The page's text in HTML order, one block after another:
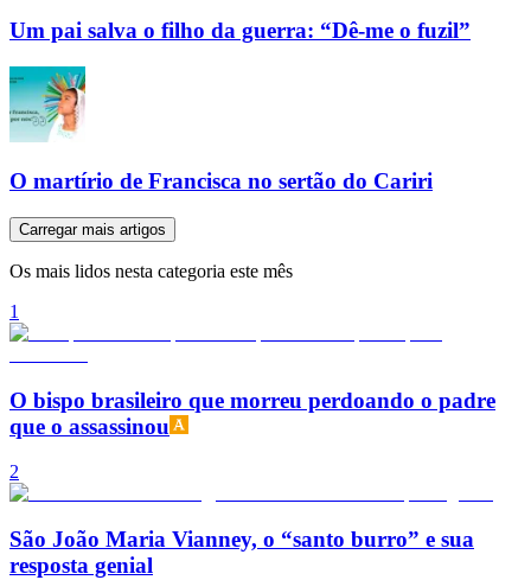
Um pai salva o filho da guerra: “Dê-me o fuzil”
O martírio de Francisca no sertão do Cariri
Carregar mais artigos
Os mais lidos nesta categoria este mês
1
O bispo brasileiro que morreu perdoando o padre
que o assassinou
2
São João Maria Vianney, o “santo burro” e sua
resposta genial